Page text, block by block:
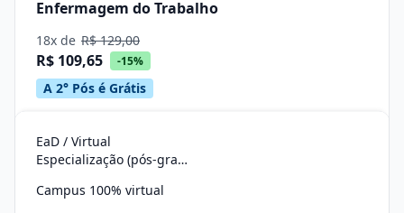
Enfermagem do Trabalho
18x de R$ 129,00
R$ 109,65 -15%
A 2° Pós é Grátis
EaD / Virtual
Especialização (pós-graduação)
Campus 100% virtual